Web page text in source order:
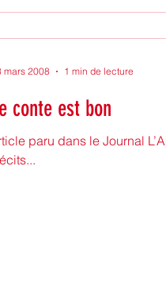
conte est bon
paru dans le Journal
mars 2008 1 min de lecture